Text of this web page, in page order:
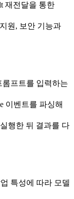
재전달을 통한
원, 보안 기능과
프트를 입력하는
이벤트를 파싱해
행한 뒤 결과를 다
특성에 따라 모델